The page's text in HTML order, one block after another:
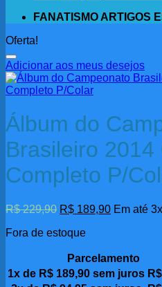
FANATISMO ARTIGOS
Oferta!
Adicionar aos meus desejos
Álbum do
Brasileiro
Completo P/
R$229,90 O
original
R$ 229,90.
R$ 189,90O
R$ 189,90.
Em até
Fora de estoque
Parcelamento
1x de R$ 189,90 sem juros R$